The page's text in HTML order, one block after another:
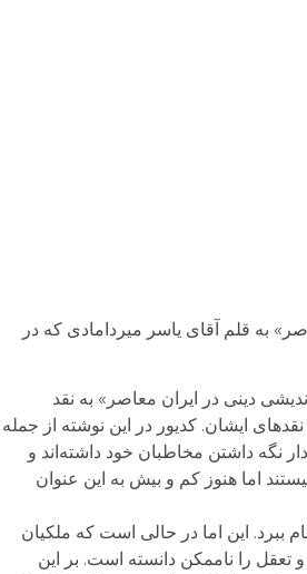
به قلم آقای یاسر میردامادی که در
دینی در ایران معاصر» به نقد
ایشان. کدیور در این نوشته از جمله
نگه داشتن مخاطبان خود داشته‌اند و
اما هنوز کم و بیش به این عنوان
ببرد. این اما در حالی است که ملکیان
را ناممکن دانسته است. بر این